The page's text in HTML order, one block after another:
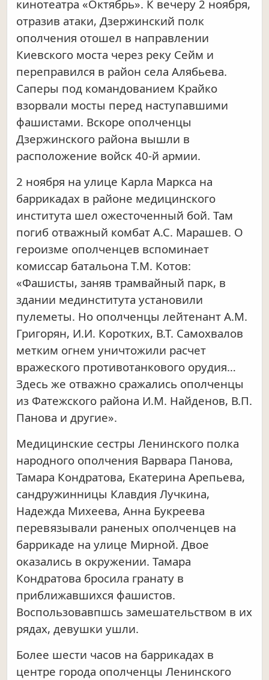
кинотеатра «Октябрь». К вечеру 2 ноября,
отразив атаки, Дзержинский полк
ополчения отошел в направлении
Киевского моста через реку Сейм и
переправился в район села Алябьева.
Саперы под командованием Крайко
взорвали мосты перед наступавшими
фашистами. Вскоре ополченцы
Дзержинского района вышли в
расположение войск 40-й армии.
2 ноября на улице Карла Маркса на
баррикадах в районе медицинского
института шел ожесточенный бой. Там
погиб отважный комбат А.С. Марашев. О
героизме ополченцев вспоминает
комиссар батальона Т.М. Котов:
«Фашисты, заняв трамвайный парк, в
здании мединститута установили
пулеметы. Но ополченцы лейтенант A.M.
Григорян, И.И. Коротких, В.Т. Самохвалов
метким огнем уничтожили расчет
вражеского противотанкового орудия…
Здесь же отважно сражались ополченцы
из Фатежского района И.М. Найденов, В.П.
Панова и другие».
Медицинские сестры Ленинского полка
народного ополчения Варвара Панова,
Тамара Кондратова, Екатерина Арепьева,
сандружинницы Клавдия Лучкина,
Надежда Михеева, Анна Букреева
перевязывали раненых ополченцев на
баррикаде на улице Мирной. Двое
оказались в окружении. Тамара
Кондратова бросила гранату в
приближавшихся фашистов.
Воспользовавпшсь замешательством в их
рядах, девушки ушли.
Более шести часов на баррикадах в
центре города ополченцы Ленинского